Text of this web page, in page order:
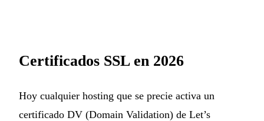
Certificados SSL en 2026
Hoy cualquier hosting que se precie activa un
certificado DV (Domain Validation) de Let’s